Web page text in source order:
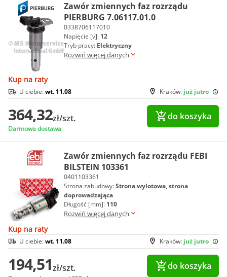
Zawór zmiennych faz rozrządu
PIERBURG 7.06117.01.0
0338706117010
Napięcie [v]: 12
Tryb pracy: Elektryczny
Rozwiń więcej danych
Kup na raty
Kraków: już jutro
U ciebie:wt. 11.08
364,32zł/szt.
Darmowa dostawa
do koszyka
Zawór zmiennych faz rozrządu FEBI
BILSTEIN 103361
0401103361
Strona zabudowy:Strona wylotowa, strona
doprowadzająca
Długość [mm]: 110
Rozwiń więcej danych
Kup na raty
Kraków: już jutro
U ciebie:wt. 11.08
194,51zł/szt. do koszyka